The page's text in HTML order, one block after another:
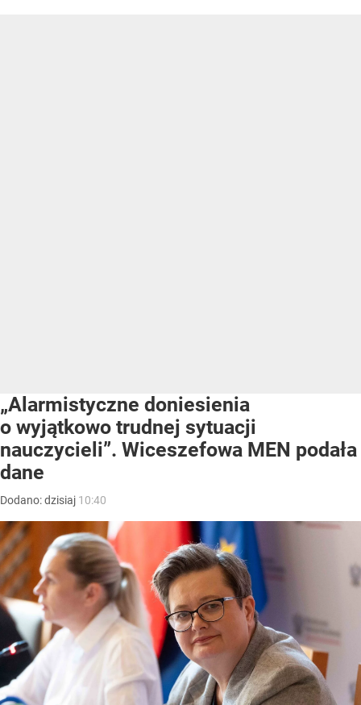
„Alarmistyczne doniesienia
o wyjątkowo trudnej sytuacji
nauczycieli”. Wiceszefowa MEN podała
dane
Dodano:dzisiaj 10:40